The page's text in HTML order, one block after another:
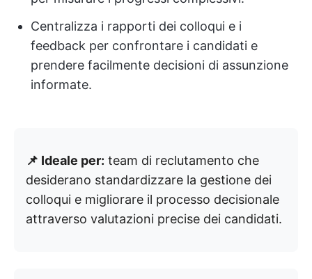
Centralizza i rapporti dei colloqui e i
feedback per confrontare i candidati e
prendere facilmente decisioni di assunzione
informate.
📌 Ideale per: team di reclutamento che
desiderano standardizzare la gestione dei
colloqui e migliorare il processo decisionale
attraverso valutazioni precise dei candidati.